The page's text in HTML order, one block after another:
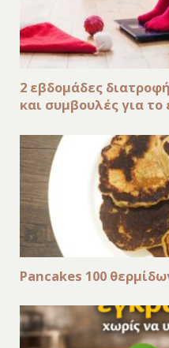
2 εβδομάδες
και συμβουλές για
Pancakes 100